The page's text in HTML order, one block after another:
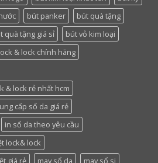
bút panker
bút quà tặng
quà tặng giá sỉ
bút vỏ kim loại
& lock chính hãng
& lock rẻ nhất hcm
cấp sổ da giá rẻ
in sổ da theo yêu cầu
lock& lock
giá rẻ
may sổ da may sổ si